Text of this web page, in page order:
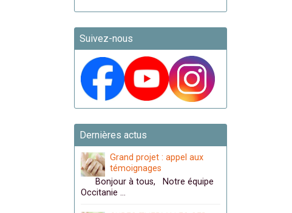
Suivez-nous
Dernières actus
Grand projet : appel aux
témoignages
Bonjour à tous, Notre équipe
Occitanie …